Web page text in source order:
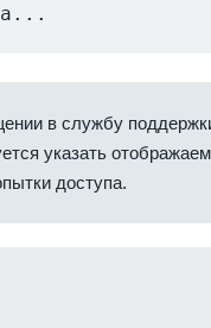
в службу
указать
доступа.